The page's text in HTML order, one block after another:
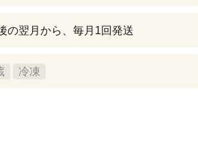
の翌月から、毎月1回発送
冷凍